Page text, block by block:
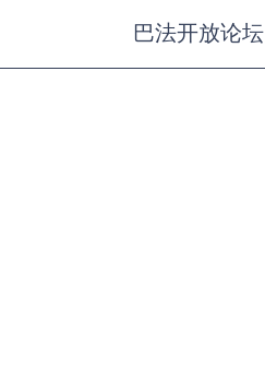
巴法开放论坛